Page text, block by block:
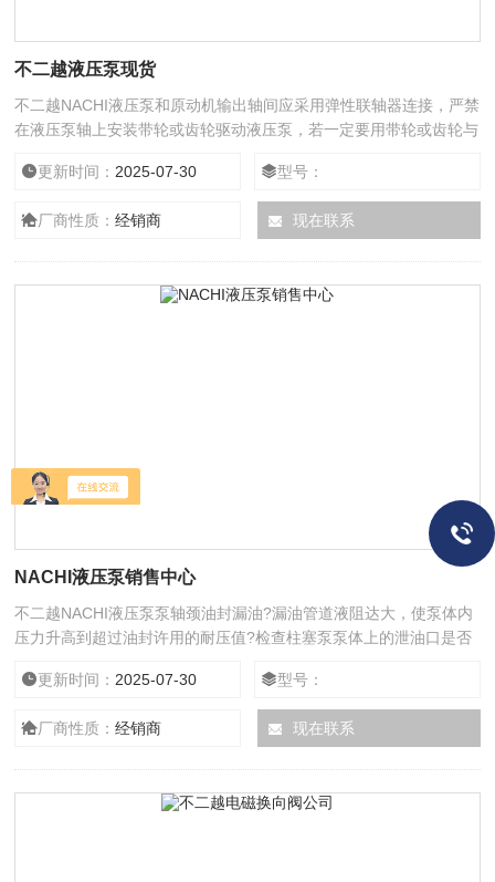
不二越液压泵现货
不二越NACHI液压泵和原动机输出轴间应采用弹性联轴器连接，严禁
在液压泵轴上安装带轮或齿轮驱动液压泵，若一定要用带轮或齿轮与
误差应不大于Φ0.05mm。液压泵的泄油管应直接接油箱，回油背压
应不大于0.05MPa。油泵的吸油管口、回油管口均需在油箱zui低油
面200mm以下。不二越NACHI液压泵特别注意在柱塞泵吸油管道上
更新时间： 2025-07-30 型号：
厂商性质：经销商 现在联系
NACHI液压泵销售中心
不二越NACHI液压泵泵轴颈油封漏油?漏油管道液阻达大，使泵体内
压力升高到超过油封许用的耐压值?检查柱塞泵泵体上的泄油口是否
根同直径的总管后再接通油箱，或者把柱塞泵的泄油管接到总回油管
上，则应予改正。常见的液压系统在使用过程会有很多的故障，不二
越NACHI液压泵液压系统你个不好操作，液压系统6种常见故口?，
更新时间： 2025-07-30 型号：
厂商性质：经销商 现在联系